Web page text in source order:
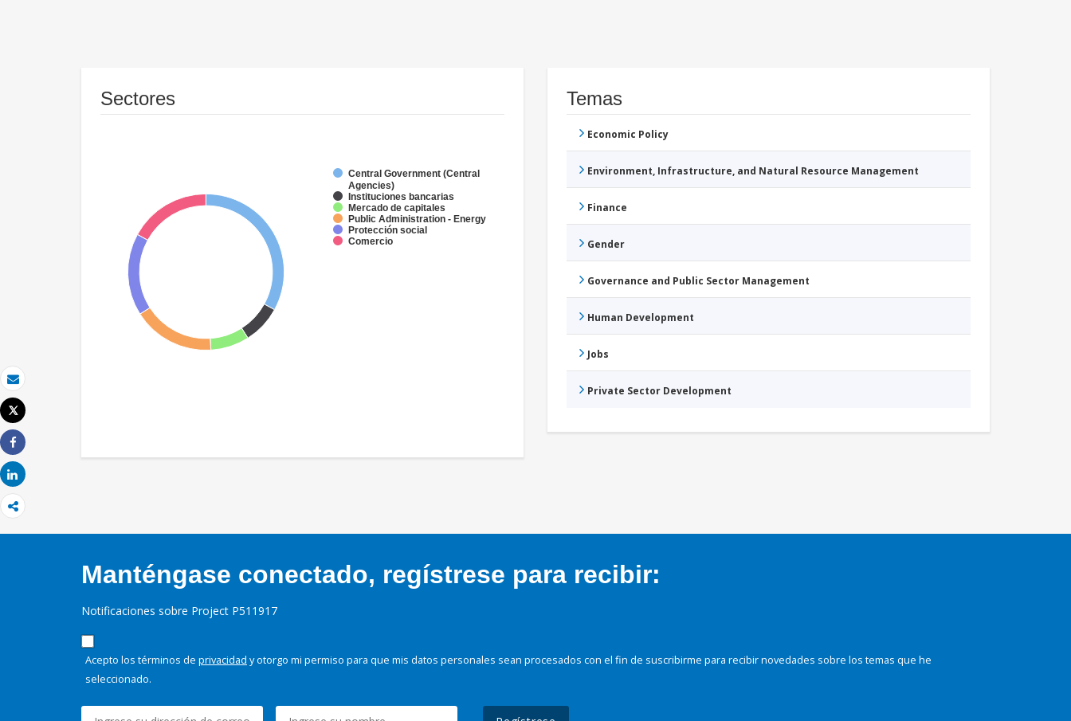
Correo electrónico
Imprimir
Tweet
Share
Share
Sectores
Central Government (Central
Agencies)
Instituciones bancarias
Mercado de capitales
Public Administration - Energy
Protección social
Comercio
Temas
Economic Policy
Environment, Infrastructure, and Natural Resource Management
Finance
Gender
Governance and Public Sector Management
Human Development
Jobs
Private Sector Development
Manténgase conectado, regístrese para recibir:
Notificaciones sobre Project P511917
Acepto los términos de privacidad y otorgo mi permiso para que mis datos personales sean procesados con el fin de suscribirme para recibir novedades sobre los temas que he
seleccionado.